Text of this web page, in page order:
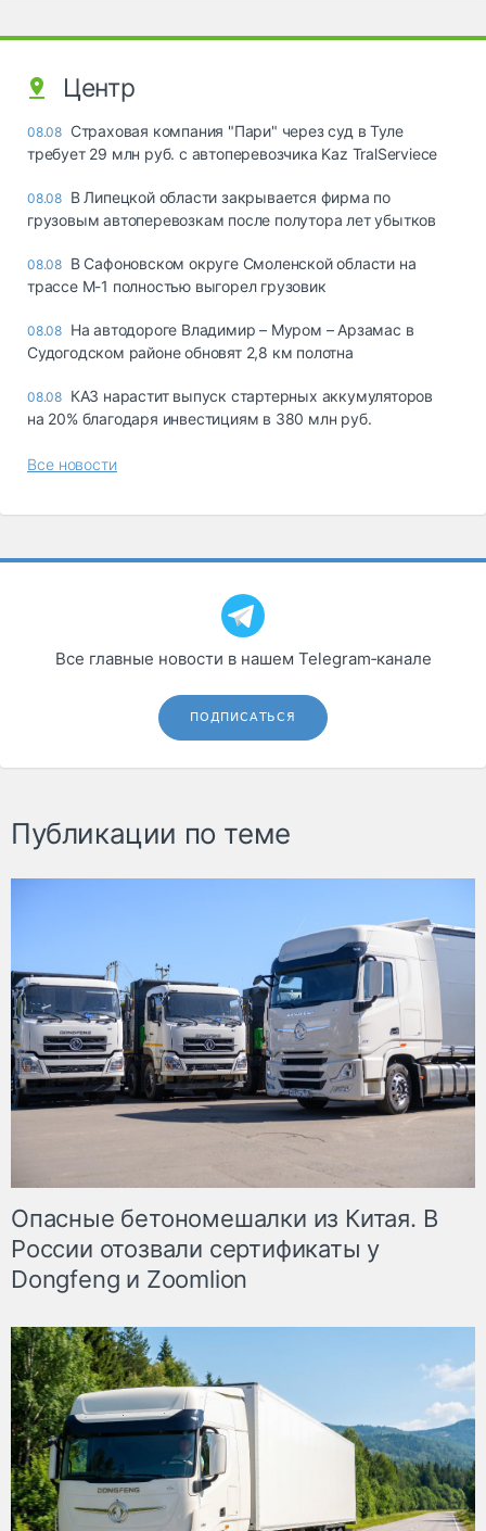
Центр
08.08 Страховая компания "Пари" через суд в Туле
требует 29 млн руб. с автоперевозчика Kaz TralServiece
08.08 В Липецкой области закрывается фирма по
грузовым автоперевозкам после полутора лет убытков
08.08 В Сафоновском округе Смоленской области на
трассе М-1 полностью выгорел грузовик
08.08 На автодороге Владимир – Муром – Арзамас в
Судогодском районе обновят 2,8 км полотна
08.08 КАЗ нарастит выпуск стартерных аккумуляторов
на 20% благодаря инвестициям в 380 млн руб.
Все новости
Все главные новости в нашем Telegram‑канале
ПОДПИСАТЬСЯ
Публикации по теме
Опасные бетономешалки из Китая. В
России отозвали сертификаты у
Dongfeng и Zoomlion